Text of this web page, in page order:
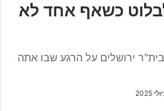
כשאף אחד לא
ירושלים על הרגע שבו אתה